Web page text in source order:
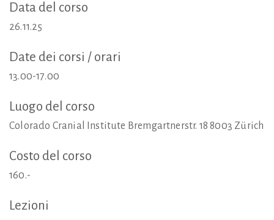
Data del corso
26.11.25
Date dei corsi / orari
13.00-17.00
Luogo del corso
Colorado Cranial Institute Bremgartnerstr. 18 8003 Zürich
Costo del corso
160.-
Lezioni